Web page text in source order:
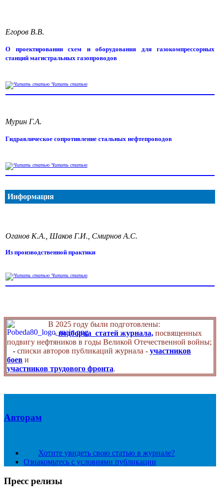
Егоров В.В.
О проектировании схем и оборудования для газокомпрессорных
станций магистральных газопроводов
Читать статью
Мурин Г.А.
Гидравлическое сопротивление стальных нефтепроводов
Читать статью
Информация
Оганов К.А., Шаков Г.И., Смирнов А.С.
Из производственной практики
Читать статью
В 2025 году были подготовлены:
- подборка статей журнала, посвященных
подвигу нефтяников в годы Великой Отечественной войны;
- списки авторов публикаций журнала - участников
боев и
участников трудового фронта.
Авторам
Хотите увидеть свою статью в журнале?
Ознакомьтесь с условиями публикации
Пресс релизы